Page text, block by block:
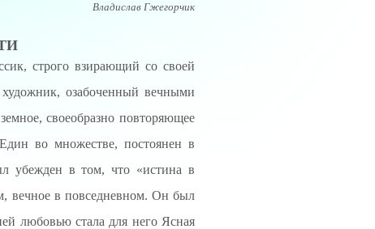
Владислав Гжегорчик
строго взирающий со своей
озабоченный вечными
своеобразно повторяющее
во множестве, постоянен в
убежден в том, что «истина в
вечное в повседневном. Он был
любовью стала для него Ясная